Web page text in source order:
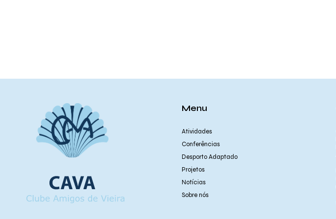
Menu
Atividades
Conferências
Desporto Adaptado
Projetos
Notícias
Sobre nós